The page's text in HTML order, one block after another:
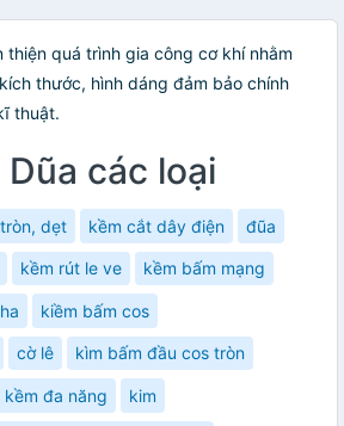
thiện quá trình gia công cơ khí nhằm
thước, hình dáng đảm bảo chính
thuật.
các loại
dẹt kềm cắt dây điện đũa
kềm rút le ve kềm bấm mạng
kiềm bấm cos
cờ lê kìm bấm đầu cos tròn
kềm đa năng kim